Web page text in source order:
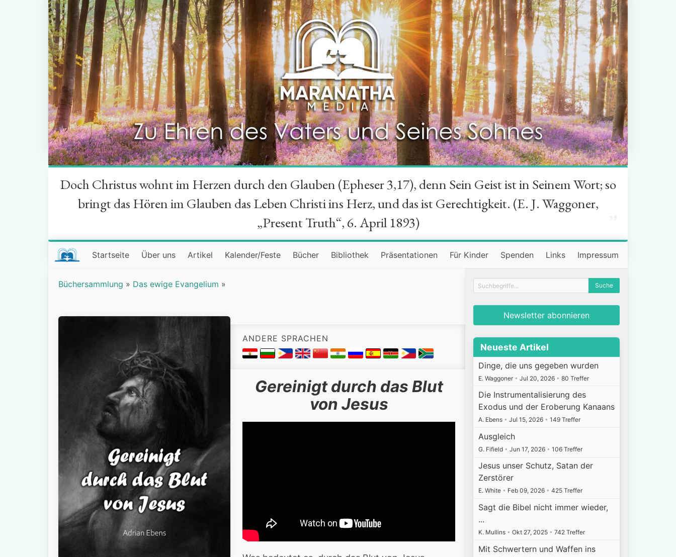
“
Doch Christus wohnt im Herzen durch den Glauben (Epheser 3,17), denn Sein Geist ist in Seinem Wort; so
bringt das Hören im Glauben das Leben Christi ins Herz, und das ist Gerechtigkeit. (E. J. Waggoner,
„Present Truth“, 6. April 1893)
Startseite Über uns Artikel Kalender/Feste Bücher Bibliothek Präsentationen Für Kinder Spenden Links Impressum
Büchersammlung » Das ewige Evangelium »
ANDERE SPRACHEN
Gereinigt durch das Blut
von Jesus
Newsletter abonnieren
Neueste Artikel
Dinge, die uns gegeben wurden
E. Waggoner • Jul 20, 2026 • 80 Treffer
Die Instrumentalisierung des
Exodus und der Eroberung Kanaans
A. Ebens • Jul 15, 2026 • 149 Treffer
Ausgleich
G. Fifield • Jun 17, 2026 • 106 Treffer
Jesus unser Schutz, Satan der
Zerstörer
E. White • Feb 09, 2026 • 425 Treffer
Sagt die Bibel nicht immer wieder,
...
K. Mullins • Okt 27, 2025 • 742 Treffer
Mit Schwertern und Waffen ins